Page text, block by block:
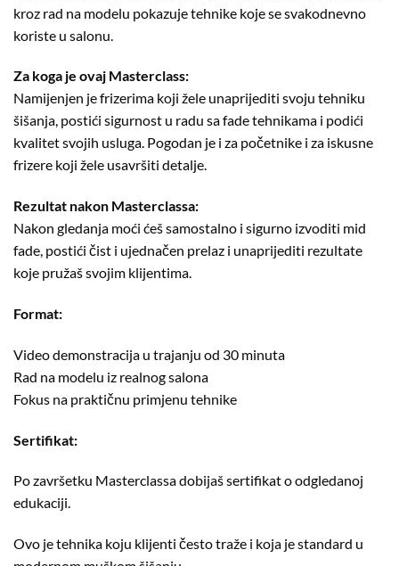
kroz rad na modelu pokazuje tehnike koje se svakodnevno
koriste u salonu.
Za koga je ovaj Masterclass:
Namijenjen je frizerima koji žele unaprijediti svoju tehniku
šišanja, postići sigurnost u radu sa fade tehnikama i podići
kvalitet svojih usluga. Pogodan je i za početnike i za iskusne
frizere koji žele usavršiti detalje.
Rezultat nakon Masterclassa:
Nakon gledanja moći ćeš samostalno i sigurno izvoditi mid
fade, postići čist i ujednačen prelaz i unaprijediti rezultate
koje pružaš svojim klijentima.
Format:
Video demonstracija u trajanju od 30 minuta
Rad na modelu iz realnog salona
Fokus na praktičnu primjenu tehnike
Sertifikat:
Po završetku Masterclassa dobijaš sertifikat o odgledanoj
edukaciji.
Ovo je tehnika koju klijenti često traže i koja je standard u